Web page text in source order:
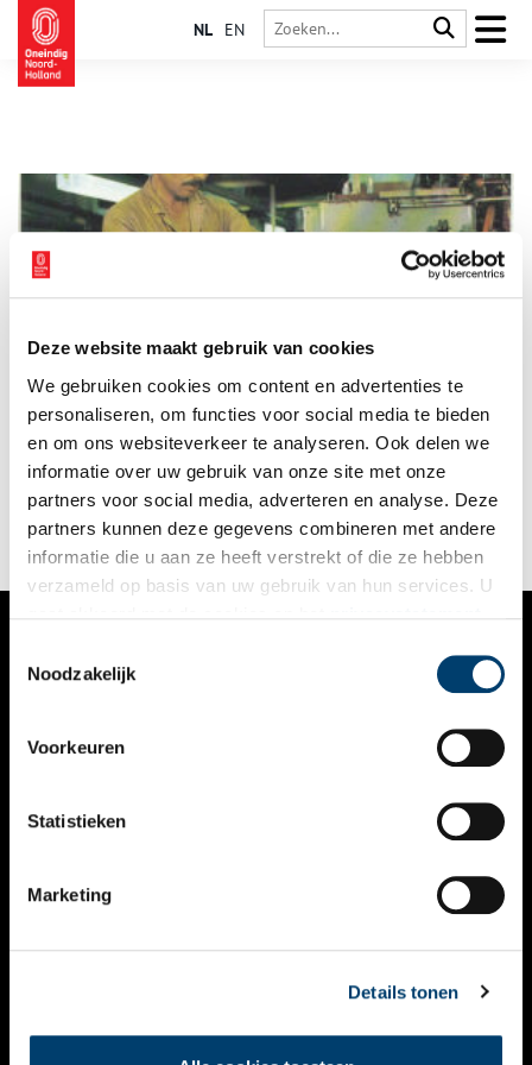
Deze website maakt gebruik van cookies
We gebruiken cookies om content en advertenties te
personaliseren, om functies voor social media te bieden
en om ons websiteverkeer te analyseren. Ook delen we
informatie over uw gebruik van onze site met onze
partners voor social media, adverteren en analyse. Deze
partners kunnen deze gegevens combineren met andere
informatie die u aan ze heeft verstrekt of die ze hebben
verzameld op basis van uw gebruik van hun services. U
Noodzakelijk
Voorkeuren
Statistieken
Marketing
Details tonen
NL EN
In de eerste helft van de jaren zestig kampten bijna alle grote
Nederlandse ondernemingen met personeelstekorten. Droste
Cacaofabriek in Haarlem was toen nog een van de grootste
bedrijven van de stad. Ook Droste had meer vacatures dan
haar lief was. Bij Droste kwam de grootste groep arbeiders uit
Turkije.
VERHALEN
KALENDER
THEMA’S
VIDEO’S
CONTACT